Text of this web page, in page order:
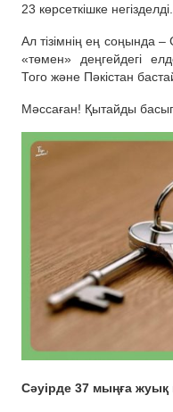
23 көрсеткішке негізделді.
Ал тізімнің ең соңында
«төмен» деңгейдегі
Того және Пәкістан
Мәссаған! Қытайды
Сәуірде 37 мыңға